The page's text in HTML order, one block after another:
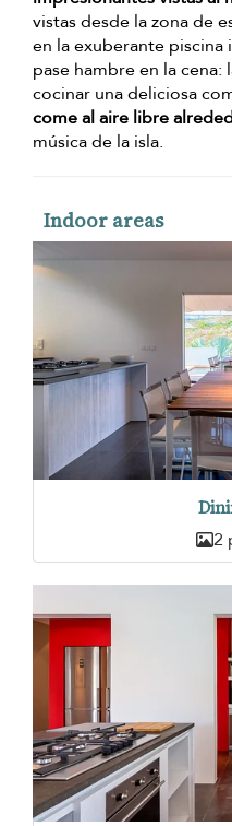
vistas desde la zona de
en la exuberante
pase hambre en la
cocinar una deliciosa
come al aire libre
música de la isla.
Indoor areas
2